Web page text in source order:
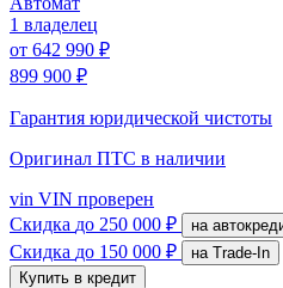
1 владелец
от 642 990 ₽
899 900 ₽
Гарантия юридической чистоты
Оригинал ПТС в наличии
vin VIN проверен
Скидка до 250 000 ₽ на
Скидка до 150 000 ₽
на Trade-In
Купить в кредит